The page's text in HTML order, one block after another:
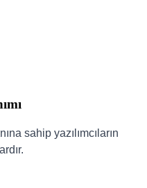
sahip yazılımcıların